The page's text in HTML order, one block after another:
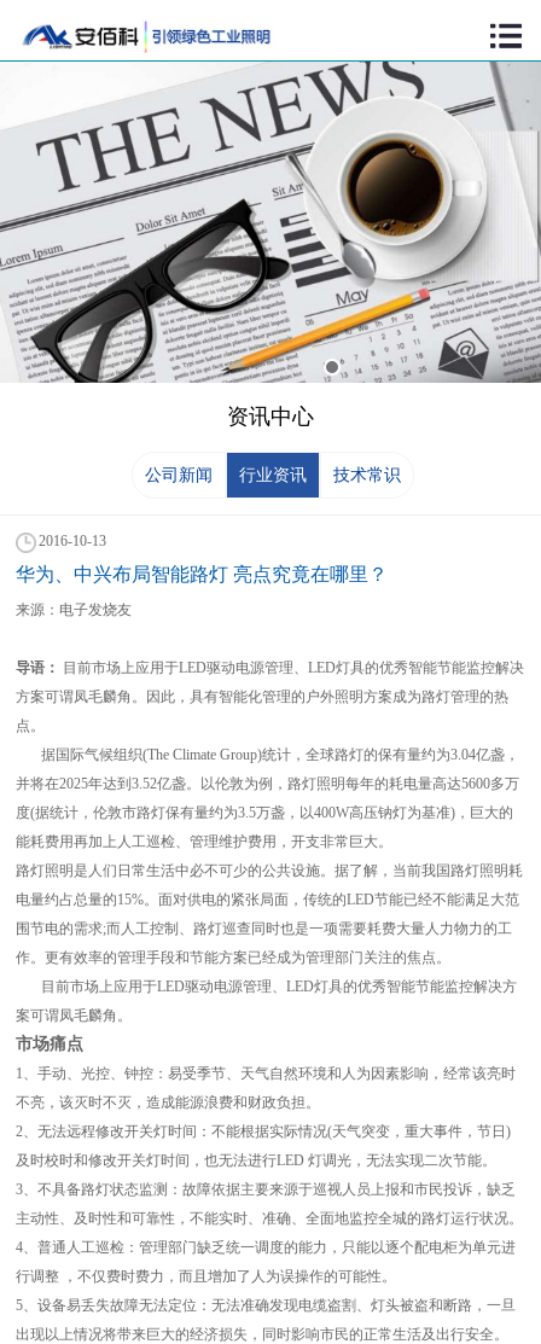
资讯中心
公司新闻 行业资讯 技术常识
2016-10-13
华为、中兴布局智能路灯 亮点究竟在哪里？
来源：电子发烧友
导语： 目前市场上应用于LED驱动电源管理、LED灯具的优秀智能节能监控解决
方案可谓凤毛麟角。因此，具有智能化管理的户外照明方案成为路灯管理的热
点。
据国际气候组织(The Climate Group)统计，全球路灯的保有量约为3.04亿盏，
并将在2025年达到3.52亿盏。以伦敦为例，路灯照明每年的耗电量高达5600多万
度(据统计，伦敦市路灯保有量约为3.5万盏，以400W高压钠灯为基准)，巨大的
能耗费用再加上人工巡检、管理维护费用，开支非常巨大。
路灯照明是人们日常生活中必不可少的公共设施。据了解，当前我国路灯照明耗
电量约占总量的15%。面对供电的紧张局面，传统的LED节能已经不能满足大范
围节电的需求;而人工控制、路灯巡查同时也是一项需要耗费大量人力物力的工
作。更有效率的管理手段和节能方案已经成为管理部门关注的焦点。
目前市场上应用于LED驱动电源管理、LED灯具的优秀智能节能监控解决方
案可谓凤毛麟角。
市场痛点
1、手动、光控、钟控：易受季节、天气自然环境和人为因素影响，经常该亮时
不亮，该灭时不灭，造成能源浪费和财政负担。
2、无法远程修改开关灯时间：不能根据实际情况(天气突变，重大事件，节日)
及时校时和修改开关灯时间，也无法进行LED 灯调光，无法实现二次节能。
3、不具备路灯状态监测：故障依据主要来源于巡视人员上报和市民投诉，缺乏
主动性、及时性和可靠性，不能实时、准确、全面地监控全城的路灯运行状况。
4、普通人工巡检：管理部门缺乏统一调度的能力，只能以逐个配电柜为单元进
行调整 ，不仅费时费力，而且增加了人为误操作的可能性。
5、设备易丢失故障无法定位：无法准确发现电缆盗割、灯头被盗和断路，一旦
出现以上情况将带来巨大的经济损失，同时影响市民的正常生活及出行安全。